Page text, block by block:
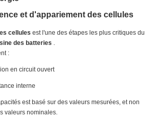
et d'appariement des cellules
cellules est l'une des étapes les plus critiques du
des batteries .
:
en circuit ouvert
interne
est basé sur des valeurs mesurées, et non
valeurs nominales.